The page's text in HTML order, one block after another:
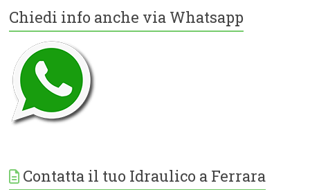
Chiedi info anche via Whatsapp
Contatta il tuo Idraulico a Ferrara